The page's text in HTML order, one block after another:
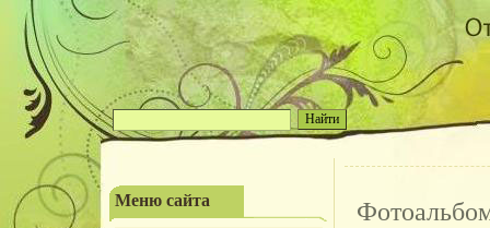
Меню сайта